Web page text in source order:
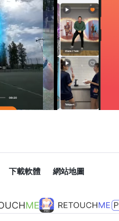
下載軟體 網站地圖